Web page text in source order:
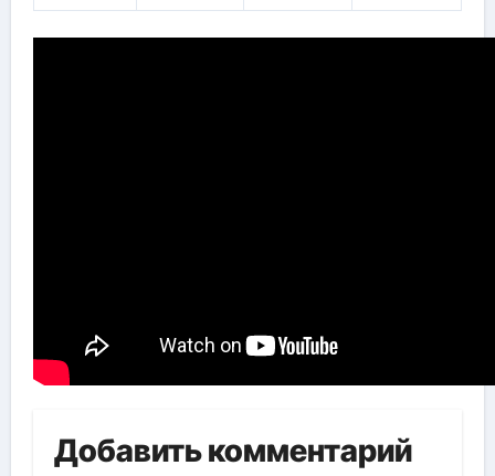
Добавить комментарий